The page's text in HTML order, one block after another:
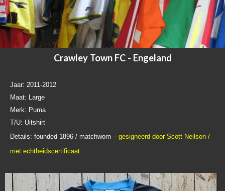
Crawley Town FC - Engeland
Jaar: 2011-2012
Maat: Large
Merk: Puma
T/U: Uitshirt
Details: founded 1896 / matchworn – gesigneerd door Scott Neilson /
met echtheidscertificaat